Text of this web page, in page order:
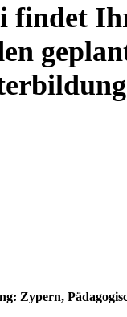
findet
Zypern,